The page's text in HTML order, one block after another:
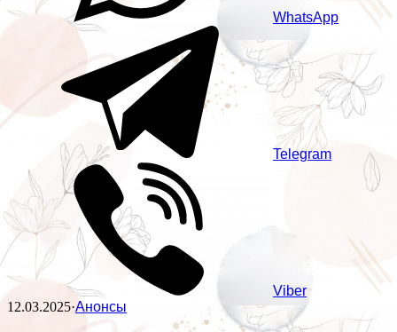
WhatsApp
Telegram
Viber
12.03.2025·Анонсы